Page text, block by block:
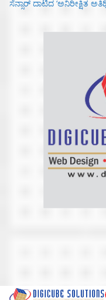
ಸೆನ್ಸಾರ್ ದಾಟಿದ ‘ಅನಿರೀಕ್ಷಿತ